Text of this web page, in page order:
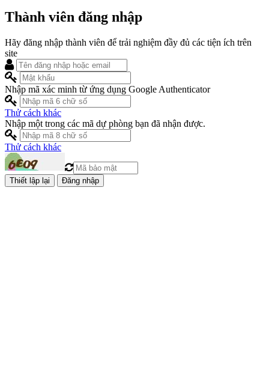
Thành viên đăng nhập
Hãy đăng nhập thành viên để trải nghiệm đầy đủ các tiện ích trên
site
Nhập mã xác minh từ ứng dụng Google Authenticator
Thử cách khác
Nhập một trong các mã dự phòng bạn đã nhận được.
Thử cách khác
Đăng nhập